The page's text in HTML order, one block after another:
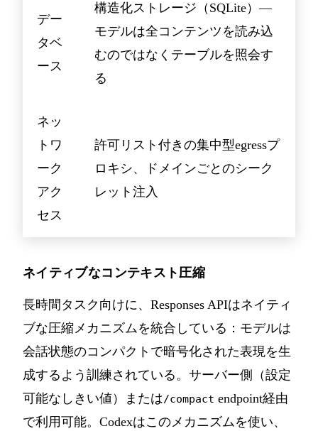
デー
タベ
ース
構造化ストレージ（SQLite）—
モデルは全コンテンツを読み込
むのではなくテーブルを照会す
る
ネッ
トワ
ーク
アク
セス
許可リスト付きの集中型egressプ
ロキシ、ドメインごとのシーク
レット注入
ネイティブなコンテキスト圧縮
長時間タスク向けに、Responses APIはネイティ
ブな圧縮メカニズムを統合している：モデルは
会話状態のコンパクトで暗号化された表現を生
成するよう訓練されている。サーバー側（設定
可能なしきい値）または/compact endpoint経由
で利用可能。Codexはこのメカニズムを使い、